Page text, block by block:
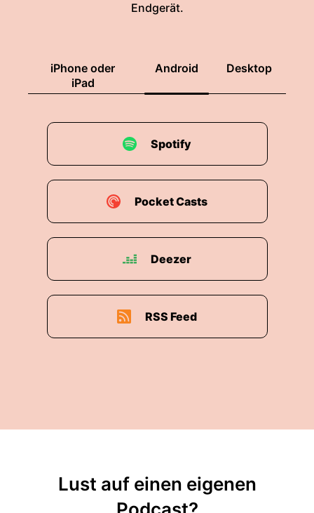
Endgerät.
iPhone oder
iPad
Android Desktop
Spotify
Pocket Casts
Deezer
RSS Feed
Lust auf einen eigenen